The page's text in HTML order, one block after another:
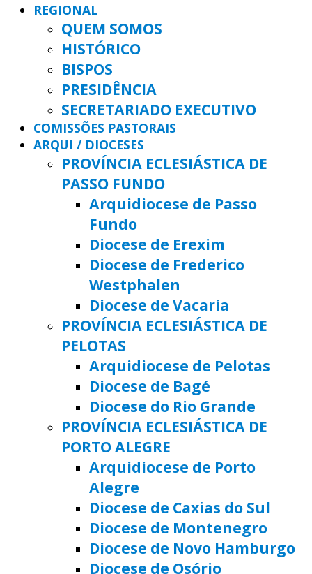
REGIONAL
QUEM SOMOS
HISTÓRICO
BISPOS
PRESIDÊNCIA
SECRETARIADO EXECUTIVO
COMISSÕES PASTORAIS
ARQUI / DIOCESES
PROVÍNCIA ECLESIÁSTICA DE
PASSO FUNDO
Arquidiocese de Passo
Fundo
Diocese de Erexim
Diocese de Frederico
Westphalen
Diocese de Vacaria
PROVÍNCIA ECLESIÁSTICA DE
PELOTAS
Arquidiocese de Pelotas
Diocese de Bagé
Diocese do Rio Grande
PROVÍNCIA ECLESIÁSTICA DE
PORTO ALEGRE
Arquidiocese de Porto
Alegre
Diocese de Caxias do Sul
Diocese de Montenegro
Diocese de Novo Hamburgo
Diocese de Osório